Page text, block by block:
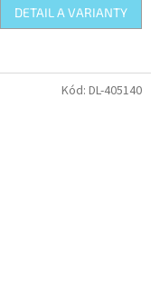
DETAIL A VARIANTY
Kód: DL-405140